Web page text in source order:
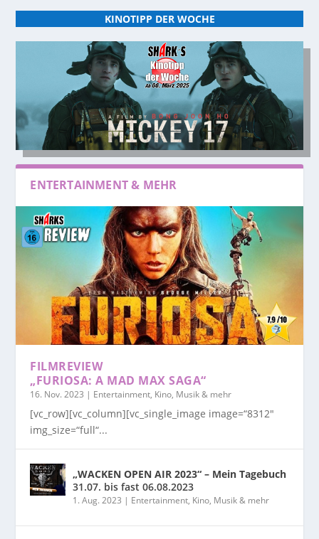
KINOTIPP DER WOCHE
ENTERTAINMENT & MEHR
FILMREVIEW
„FURIOSA: A MAD MAX SAGA“
16. Nov. 2023 | Entertainment, Kino, Musik & mehr
[vc_row][vc_column][vc_single_image image=“8312″
img_size=“full“...
„WACKEN OPEN AIR 2023“ – Mein Tagebuch
31.07. bis fast 06.08.2023
1. Aug. 2023 | Entertainment, Kino, Musik & mehr